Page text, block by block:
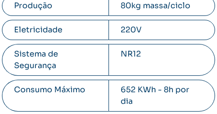
Produção 80kg massa/ciclo
Eletricidade 220V
Sistema de
Segurança
NR12
Consumo Máximo
652 KWh - 8h por
dia